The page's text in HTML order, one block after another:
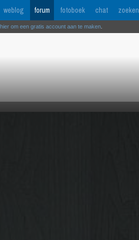
weblog forum fotoboek chat zoeken
hier om een gratis account aan te maken